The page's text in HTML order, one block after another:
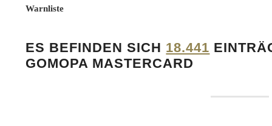
Warnliste
ES BEFINDEN SICH 18.441
GOMOPA MASTERCARD